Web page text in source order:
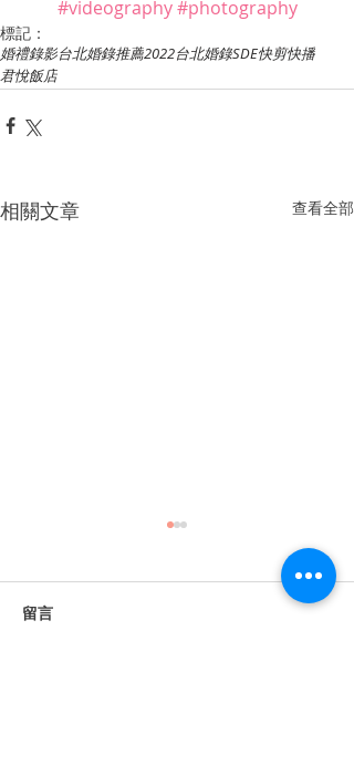
#videography #photography
標記：
婚禮錄影台北婚錄推薦2022台北婚錄SDE快剪快播
君悅飯店
相關文章 查看全部
留言